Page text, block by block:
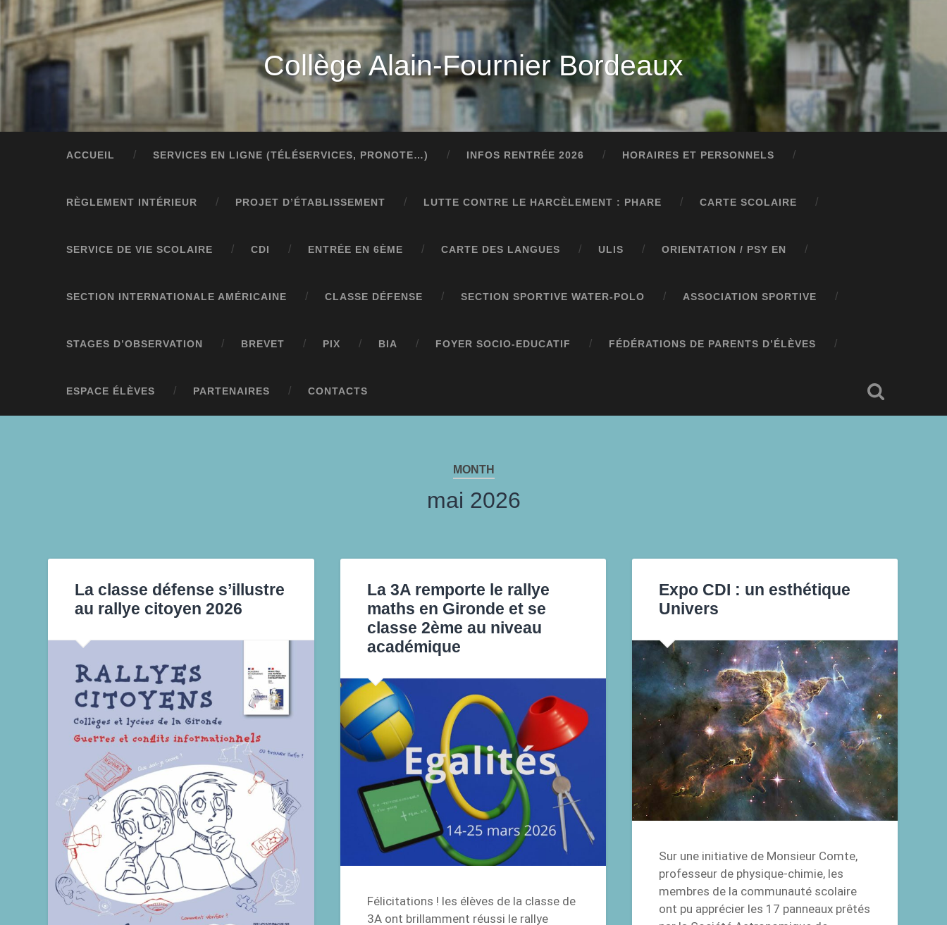
Collège Alain-Fournier Bordeaux
ACCUEIL SERVICES EN LIGNE (TÉLÉSERVICES, PRONOTE…) INFOS RENTRÉE 2026 HORAIRES ET PERSONNELS
RÈGLEMENT INTÉRIEUR PROJET D’ÉTABLISSEMENT LUTTE CONTRE LE HARCÈLEMENT : PHARE CARTE SCOLAIRE
SERVICE DE VIE SCOLAIRE CDI ENTRÉE EN 6ÈME CARTE DES LANGUES ULIS ORIENTATION / PSY EN
SECTION INTERNATIONALE AMÉRICAINE CLASSE DÉFENSE SECTION SPORTIVE WATER-POLO ASSOCIATION SPORTIVE
STAGES D’OBSERVATION BREVET PIX BIA FOYER SOCIO-EDUCATIF FÉDÉRATIONS DE PARENTS D’ÉLÈVES
ESPACE ÉLÈVES PARTENAIRES CONTACTS
MONTH
mai 2026
La classe défense s’illustre
au rallye citoyen 2026
La 3A remporte le rallye
maths en Gironde et se
classe 2ème au niveau
académique
Félicitations ! les élèves de la classe de
3A ont brillamment réussi le rallye
Expo CDI : un esthétique
Univers
Sur une initiative de Monsieur Comte,
professeur de physique-chimie, les
membres de la communauté scolaire
ont pu apprécier les 17 panneaux prêtés